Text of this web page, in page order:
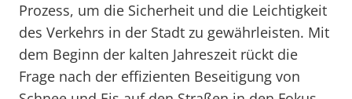
Prozess, um die Sicherheit und die Leichtigkeit
des Verkehrs in der Stadt zu gewährleisten. Mit
dem Beginn der kalten Jahreszeit rückt die
Frage nach der effizienten Beseitigung von